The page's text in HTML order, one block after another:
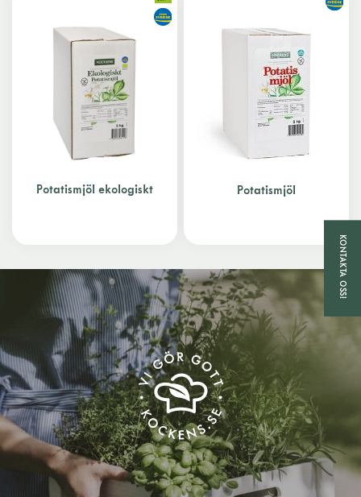
Potatismjöl ekologiskt Potatismjöl
KONTAKTA OSS!